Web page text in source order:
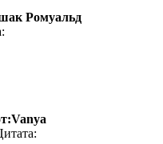
Ромуальд